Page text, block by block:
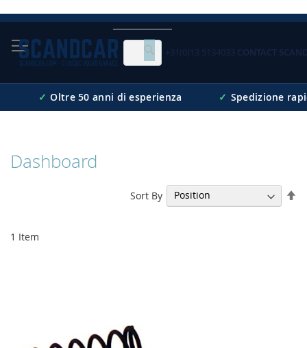
Skip
Content
Cerca
+31(0)13 5134033 CONTACT
✓ Oltre 50 anni di esperienza ✓ Spedizione
Dashboard
1 Item
Sort By